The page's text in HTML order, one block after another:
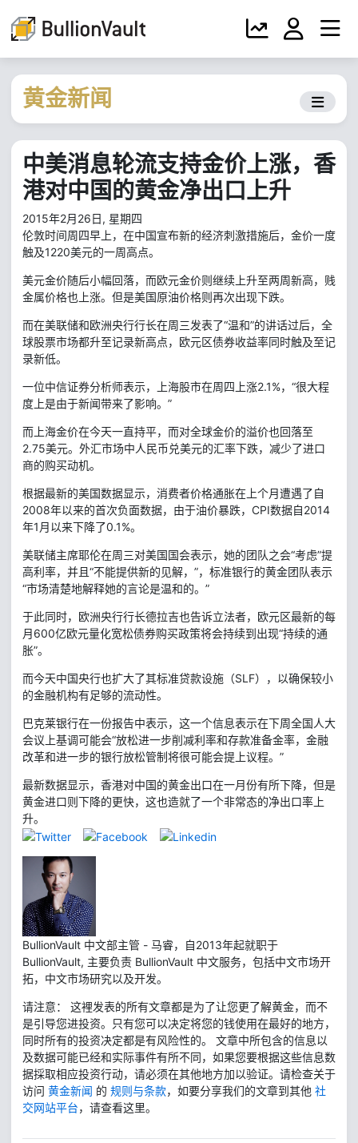
黄金新闻
中美消息轮流支持金价上涨，香
港对中国的黄金净出口上升
2015年2月26日, 星期四
伦敦时间周四早上，在中国宣布新的经济刺激措施后，金价一度
触及1220美元的一周高点。
美元金价随后小幅回落，而欧元金价则继续上升至两周新高，贱
金属价格也上涨。但是美国原油价格则再次出现下跌。
而在美联储和欧洲央行行长在周三发表了“温和”的讲话过后，全
球股票市场都升至记录新高点，欧元区债券收益率同时触及至记
录新低。
一位中信证券分析师表示，上海股市在周四上涨2.1%，“很大程
度上是由于新闻带来了影响。”
而上海金价在今天一直持平，而对全球金价的溢价也回落至
2.75美元。外汇市场中人民币兑美元的汇率下跌，减少了进口
商的购买动机。
根据最新的美国数据显示，消费者价格通胀在上个月遭遇了自
2008年以来的首次负面数据，由于油价暴跌，CPI数据自2014
年1月以来下降了0.1%。
美联储主席耶伦在周三对美国国会表示，她的团队之会“考虑”提
高利率，并且“不能提供新的见解，”，标准银行的黄金团队表示
“市场清楚地解释她的言论是温和的。”
于此同时，欧洲央行行长德拉吉也告诉立法者，欧元区最新的每
月600亿欧元量化宽松债券购买政策将会持续到出现“持续的通
胀”。
而今天中国央行也扩大了其标准贷款设施（SLF），以确保较小
的金融机构有足够的流动性。
巴克莱银行在一份报告中表示，这一个信息表示在下周全国人大
会议上基调可能会“放松进一步削减利率和存款准备金率，金融
改革和进一步的银行放松管制将很可能会提上议程。”
最新数据显示，香港对中国的黄金出口在一月份有所下降，但是
黄金进口则下降的更快，这也造就了一个非常态的净出口率上
升。
BullionVault 中文部主管 - 马睿，自2013年起就职于
BullionVault, 主要负责 BullionVault 中文服务，包括中文市场开
拓，中文市场研究以及开发。
请注意： 这裡发表的所有文章都是为了让您更了解黄金，而不
是引导您进投资。只有您可以决定将您的钱使用在最好的地方，
同时所有的投资决定都是有风险性的。 文章中所包含的信息以
及数据可能已经和实际事件有所不同，如果您要根据这些信息数
据採取相应投资行动，请必须在其他地方加以验证。请检查关于
访问 黄金新闻 的 规则与条款，如要分享我们的文章到其他 社
交网站平台，请查看这里。